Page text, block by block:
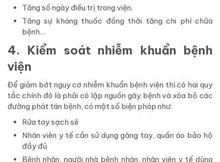
Tăng số ngày điều trị trong viện.
Tăng sự kháng thuốc đồng thời tăng chi phí chữa
bệnh…
4. Kiểm soát nhiễm khuẩn bệnh
viện
Để giảm bớt nguy cơ nhiễm khuẩn bệnh viện thì có hai quy
tắc chính đó là phải cô lập nguồn gây bệnh và xóa bỏ các
đường phát tán bệnh, có một số biện pháp như:
Rửa tay sạch sẽ
Nhân viên y tế cần sử dụng găng tay, quần áo bảo hộ
đầy đủ
Bệnh nhân, người nhà bệnh nhân, nhân viên y tế dùng